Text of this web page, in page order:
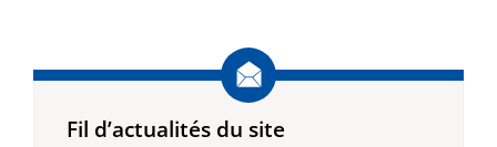
Fil d’actualités du site